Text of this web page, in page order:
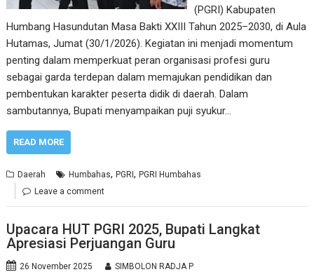
(PGRI) Kabupaten
Humbang Hasundutan Masa Bakti XXIII Tahun 2025–2030, di Aula
Hutamas, Jumat (30/1/2026). Kegiatan ini menjadi momentum
penting dalam memperkuat peran organisasi profesi guru
sebagai garda terdepan dalam memajukan pendidikan dan
pembentukan karakter peserta didik di daerah. Dalam
sambutannya, Bupati menyampaikan puji syukur…
READ MORE
Daerah Humbahas,PGRI,PGRI Humbahas
Leave a comment
Upacara HUT PGRI 2025, Bupati Langkat
Apresiasi Perjuangan Guru
26 November 2025 SIMBOLON RADJA P